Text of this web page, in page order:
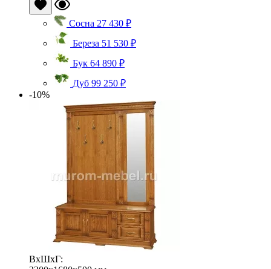
Сосна 27 430 ₽
Береза 51 530 ₽
Бук 64 890 ₽
Дуб 99 250 ₽
-10%
ВхШхГ: